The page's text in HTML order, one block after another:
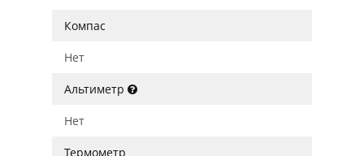
Компас
Нет
Альтиметр
Нет
Термометр